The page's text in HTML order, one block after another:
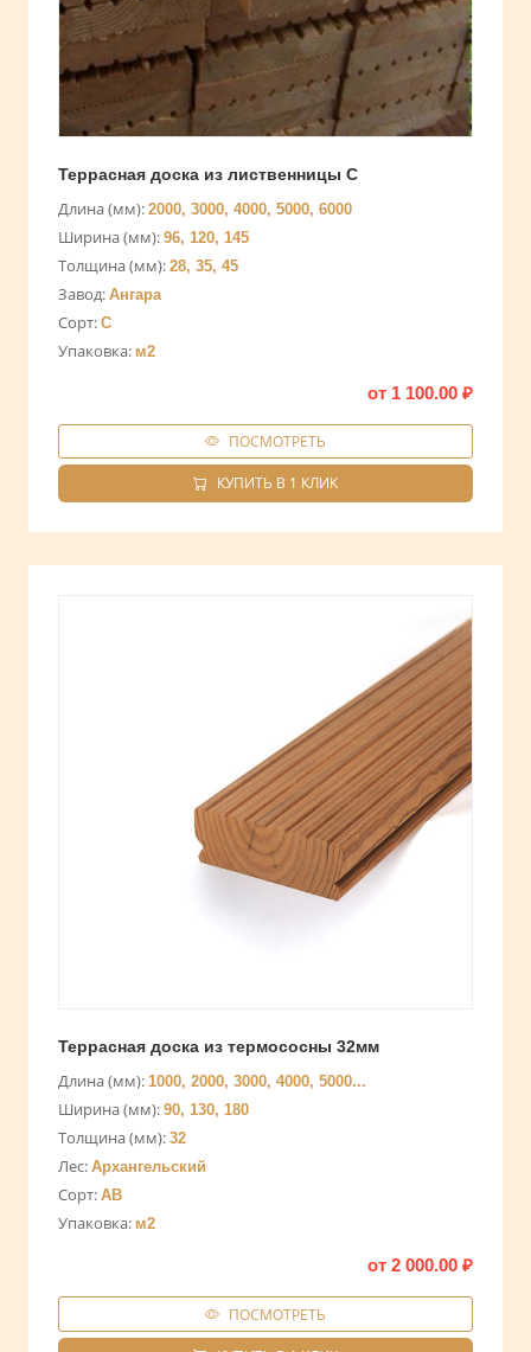
Террасная доска из лиственницы С
Длина (мм): 2000, 3000, 4000, 5000, 6000
Ширина (мм): 96, 120, 145
Толщина (мм): 28, 35, 45
Завод: Ангара
Сорт: С
Упаковка: м2
от 1 100.00 ₽
ПОСМОТРЕТЬ
КУПИТЬ В 1 КЛИК
Террасная доска из термососны 32мм
Длина (мм): 1000, 2000, 3000, 4000, 5000...
Ширина (мм): 90, 130, 180
Толщина (мм): 32
Лес: Архангельский
Сорт: AB
Упаковка: м2
от 2 000.00 ₽
ПОСМОТРЕТЬ